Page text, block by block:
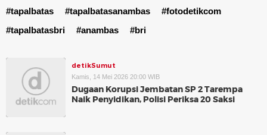
#tapalbatas #tapalbatasanambas
#fotodetikcom
#tapalbatasbri
#anambas #bri
detikSumut
Kamis, 14 Mei 2026 20:00 WIB
Dugaan Korupsi Jembatan SP 2 Tarempa
Naik Penyidikan, Polisi Periksa 20 Saksi